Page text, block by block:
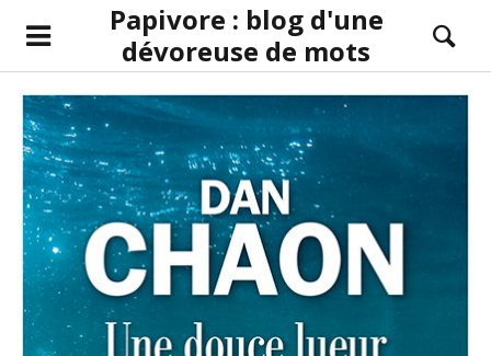
Papivore : blog d'une
dévoreuse de mots